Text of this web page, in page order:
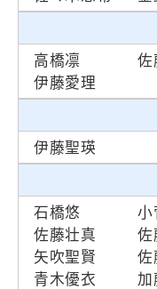
高橋凛
佐
伊藤愛理
伊藤聖瑛
石橋悠
小
佐藤壮真
佐
矢吹聖賢
佐
青木優衣
加